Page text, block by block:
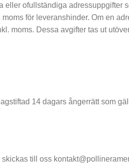
eller ofullständiga adressuppgifter
för leveranshinder. Om en
moms. Dessa avgifter tas ut
14 dagars ångerrätt som
till oss